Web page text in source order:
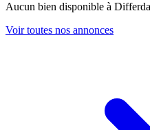
Aucun bien disponible à
Voir toutes nos annonces